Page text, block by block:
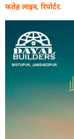
फतेह लाइव, रिपोर्टर.